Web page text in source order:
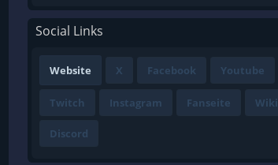
Social Links
Website X Facebook Youtube
Twitch Instagram Fanseite Wiki
Discord